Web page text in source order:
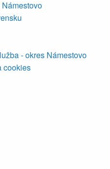
- okres Námestovo
cookies